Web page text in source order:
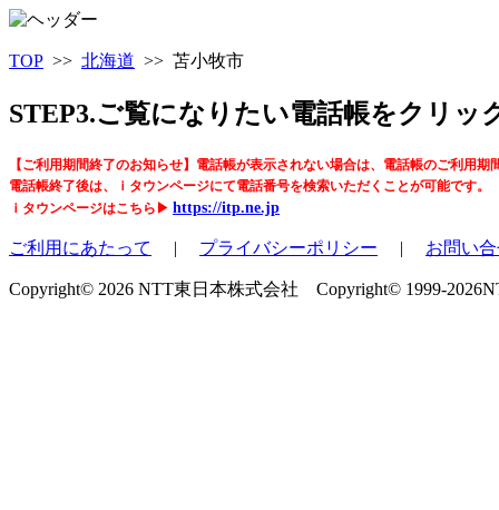
TOP >> 北海道 >> 苫小牧市
STEP3.ご覧になりたい電話帳をクリッ
【ご利用期間終了のお知らせ】電話帳が表示されない場合は、電話帳のご利用期
電話帳終了後は、ｉタウンページにて電話番号を検索いただくことが可能です。
ｉタウンページはこちら▶ https://itp.ne.jp
ご利用にあたって | プライバシーポリシー | お問い
Copyright© 2026 NTT東日本株式会社 Copyright© 1999-